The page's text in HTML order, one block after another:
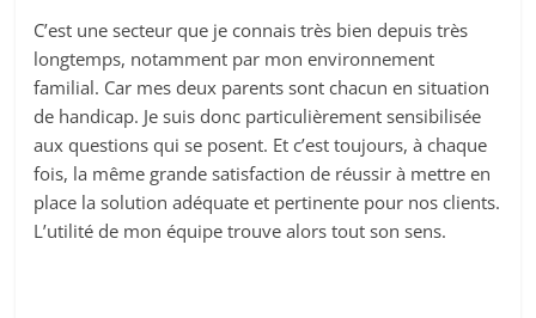
C’est une secteur que je connais très bien depuis très
longtemps, notamment par mon environnement
familial. Car mes deux parents sont chacun en situation
de handicap. Je suis donc particulièrement sensibilisée
aux questions qui se posent. Et c’est toujours, à chaque
fois, la même grande satisfaction de réussir à mettre en
place la solution adéquate et pertinente pour nos clients.
L’utilité de mon équipe trouve alors tout son sens.